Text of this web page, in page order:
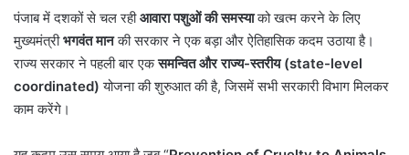
पंजाब में दशकों से चल रहीआवारा पशुओं की समस्याको खत्म करने के लिए
मुख्यमंत्रीभगवंत मानकी सरकार ने एक बड़ा और ऐतिहासिक कदम उठाया है।
राज्य सरकार ने पहली बार एकसमन्वित और राज्य-स्तरीय (state-level
coordinated) योजना की शुरुआत की है, जिसमें सभी सरकारी विभाग मिलकर
काम करेंगे।